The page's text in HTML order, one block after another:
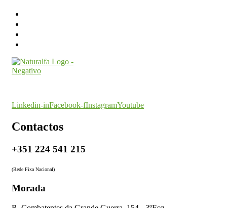
Linkedin-inFacebook-fInstagramYoutube
Contactos
+351 224 541 215
(Rede Fixa Nacional)
Morada